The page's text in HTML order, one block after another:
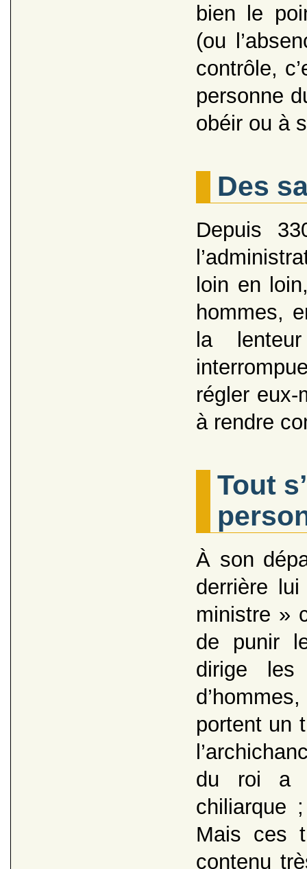
bien le
(ou
contrôle,
personne
obéir ou à
Des
Depuis
loin en
hommes,
la
régler eux-
à rendre
Tout
À son
derrière
ministre »
de punir
dirige
portent un
du roi a
chiliarque
Mais ces
contenu